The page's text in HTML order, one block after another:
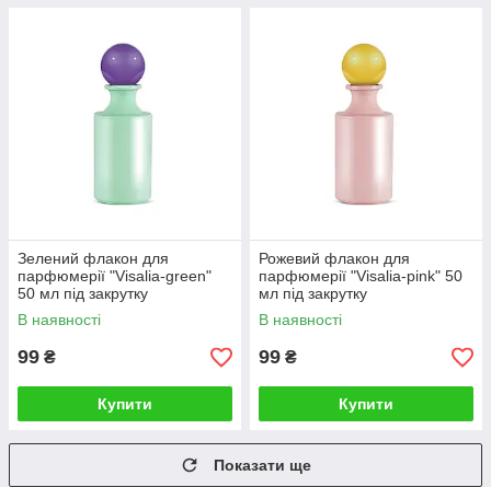
Зелений флакон для
парфюмерії "Visalia-green"
50 мл під закрутку
В наявності
99 ₴
Купити
Рожевий флакон для
парфюмерії "Visalia-pink" 50
мл під закрутку
В наявності
99 ₴
Купити
Показати ще